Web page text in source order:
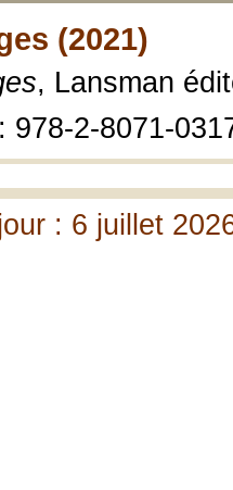
(2021)
, Lansman
978-2-8071-
: 6 juillet